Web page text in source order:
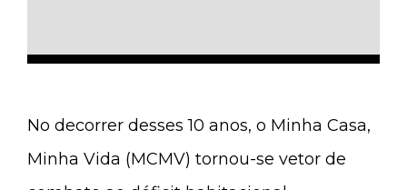
No decorrer desses 10 anos, o Minha Casa,
Minha Vida (MCMV) tornou-se vetor de